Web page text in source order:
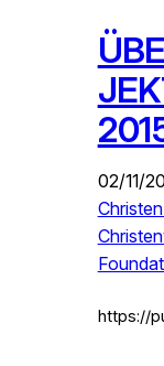
02/11/
https://